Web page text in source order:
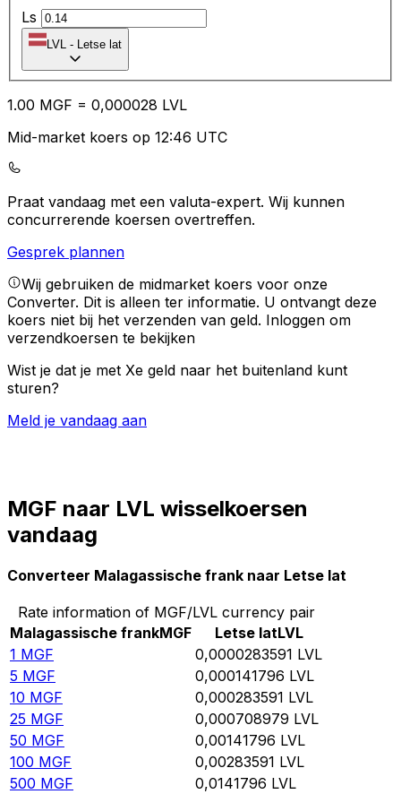
Ls
LVL - Letse lat
1.00 MGF = 0,000028 LVL
Mid-market koers op 12:46 UTC
Praat vandaag met een valuta-expert. Wij kunnen
concurrerende koersen overtreffen.
Gesprek plannen
Wij gebruiken de midmarket koers voor onze
Converter. Dit is alleen ter informatie. U ontvangt deze
koers niet bij het verzenden van geld. Inloggen om
verzendkoersen te bekijken
Wist je dat je met Xe geld naar het buitenland kunt
sturen?
Meld je vandaag aan
MGF naar LVL wisselkoersen
vandaag
Converteer Malagassische frank naar Letse lat
Rate information of MGF/LVL currency pair
Malagassische frankMGF Letse latLVL
1 MGF 0,0000283591 LVL
5 MGF 0,000141796 LVL
10 MGF 0,000283591 LVL
25 MGF 0,000708979 LVL
50 MGF 0,00141796 LVL
100 MGF 0,00283591 LVL
500 MGF 0,0141796 LVL